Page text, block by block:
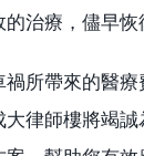
治療，儘早恢
所帶來的醫
律師樓將竭